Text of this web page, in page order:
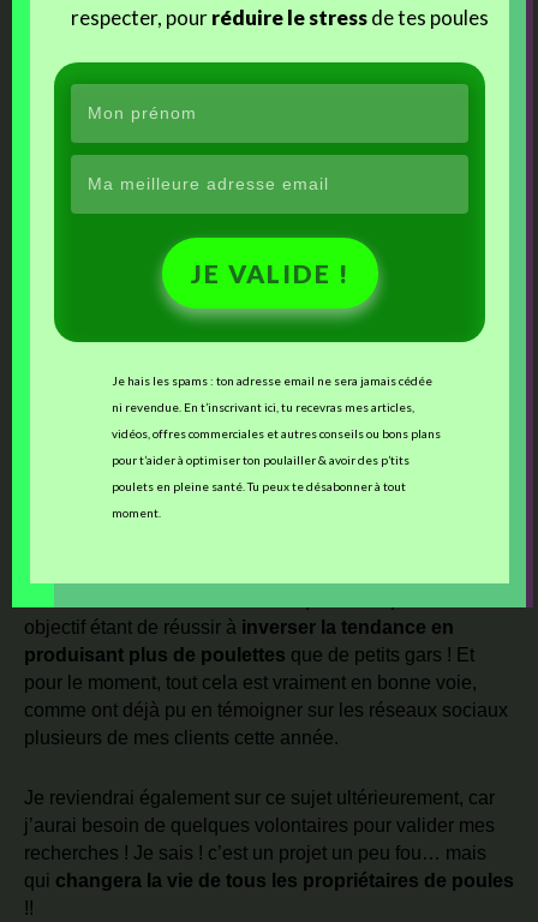
ça promet !!
Je pousse la recherche encore plus loin
Cocott’Paradise va être également quelque chose
d’inédit et novateur… En terme de conception,
d’organisation, de gestion de l’élevage, de
production, etc. Et surtout je souhaite en faire un
centre expérimental
objectif étant de réussir à inverser la tendance en
produisant plus de poulettes que de petits gars ! Et
pour le moment, tout cela est vraiment en bonne voie,
comme ont déjà pu en témoigner sur les réseaux sociaux
plusieurs de mes clients cette année.
Je reviendrai également sur ce sujet ultérieurement, car
j’aurai besoin de quelques volontaires pour valider mes
recherches ! Je sais ! c’est un projet un peu fou… mais
qui changera la vie de tous les propriétaires de poules
!!
respecter, pourréduire le stressde tes poules
JE VALIDE !
Je hais les spams : ton adresse email ne sera jamais cédée
ni revendue. En t’inscrivant ici, tu recevras mes articles,
vidéos, offres commerciales et autres conseils ou bons plans
pour t’aider à optimiser ton poulailler & avoir des p’tits
poulets en pleine santé. Tu peux te désabonner à tout
moment.